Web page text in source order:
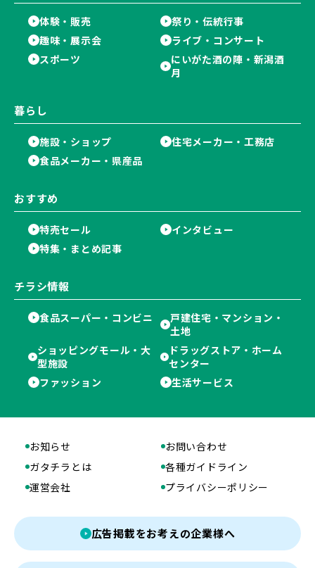
体験・販売
祭り・伝統行事
趣味・展示会
ライブ・コンサート
スポーツ
にいがた酒の陣・新潟酒
月
暮らし
施設・ショップ
住宅メーカー・工務店
食品メーカー・県産品
おすすめ
特売セール
インタビュー
特集・まとめ記事
チラシ情報
食品スーパー・コンビニ
戸建住宅・マンション・
土地
ショッピングモール・大
型施設
ドラッグストア・ホーム
センター
ファッション
生活サービス
お知らせ
お問い合わせ
ガタチラとは
各種ガイドライン
運営会社
プライバシーポリシー
広告掲載をお考えの企業様へ